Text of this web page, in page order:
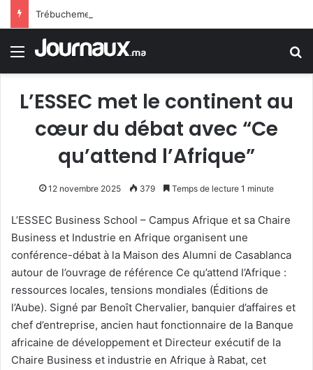
Menu
L’ESSEC met le continent au
cœur du débat avec “Ce
qu’attend l’Afrique”
12 novembre 2025 379 Temps de lecture 1 minute
L’ESSEC Business School – Campus Afrique et sa Chaire
Business et Industrie en Afrique organisent une
conférence-débat à la Maison des Alumni de Casablanca
autour de l’ouvrage de référence Ce qu’attend l’Afrique :
ressources locales, tensions mondiales (Éditions de
l’Aube). Signé par Benoît Chervalier, banquier d’affaires et
chef d’entreprise, ancien haut fonctionnaire de la Banque
africaine de développement et Directeur exécutif de la
Chaire Business et industrie en Afrique à Rabat, cet